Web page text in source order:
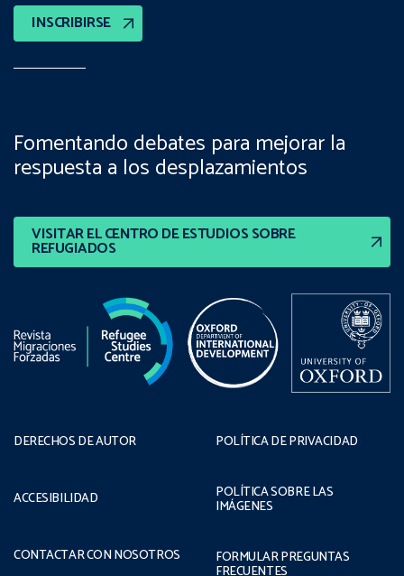
INSCRIBIRSE
VISITAR EL CENTRO DE ESTUDIOS SOBRE
REFUGIADOS
Fomentando debates para mejorar la
respuesta a los desplazamientos
DERECHOS DE AUTOR
ACCESIBILIDAD
CONTACTAR CON NOSOTROS
POLÍTICA DE PRIVACIDAD
POLÍTICA SOBRE LAS
IMÁGENES
FORMULAR PREGUNTAS
FRECUENTES